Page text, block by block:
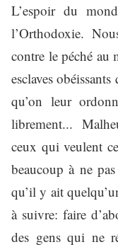
L’espoir du
l’Orthodoxie.
contre le péché au
esclaves
qu’on leur
librement...
ceux qui veulent
beaucoup à ne
qu’il y ait
à suivre: faire
des gens qui ne